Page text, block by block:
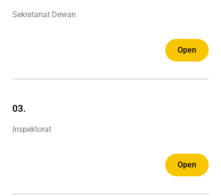
Sekretariat Dewan
Open
03.
Inspektorat
Open